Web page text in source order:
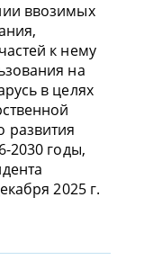
ввозимых
к нему
на
в целях
2030 годы,
2025 г.